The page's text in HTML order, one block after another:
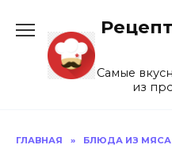
содержанию
Самые
из
ГЛАВНАЯ » БЛЮДА ИЗ МЯСА